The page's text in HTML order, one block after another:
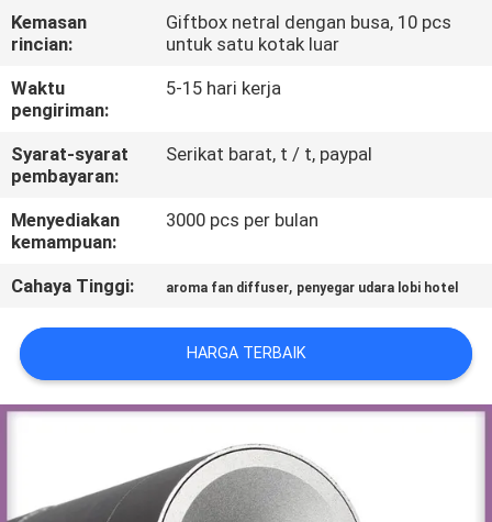
HUBUNGI
KAMI
PERMINTAAN
PENAWARAN
SHOPPING
ONLINE
SITEMAP
PRIVACY
Kemasan
rincian:
Giftbox netral dengan busa, 10 pcs
untuk satu kotak luar
Waktu
pengiriman:
5-15 hari kerja
Syarat-syarat
pembayaran:
Serikat barat, t / t, paypal
Menyediakan
kemampuan:
3000 pcs per bulan
Cahaya Tinggi: aroma fan diffuser, penyegar udara lobi hotel
HARGA TERBAIK